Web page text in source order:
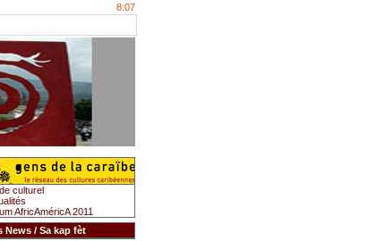
8:07
culturel
AfricAméricA 2011
News / Sa kap fèt